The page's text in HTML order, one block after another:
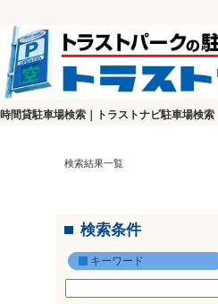
時間貸駐車場検索｜トラストナビ駐車場検索
検索結果一覧
検索条件
キーワード